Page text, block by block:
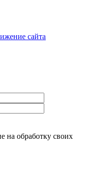
сайта
на обработку своих